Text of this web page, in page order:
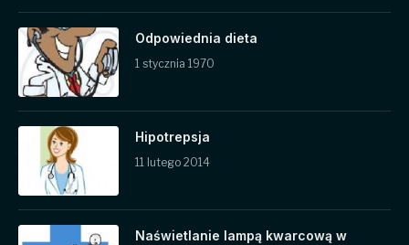
Odpowiednia dieta
1 stycznia 1970
Hipotrepsja
11 lutego 2014
Naświetlanie lampą kwarcową w